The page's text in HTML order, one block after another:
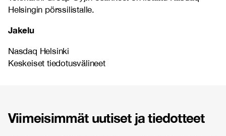
Helsingin pörssilistalle.
Jakelu
Nasdaq Helsinki
Keskeiset tiedotusvälineet
Viimeisimmät uutiset ja tiedotteet